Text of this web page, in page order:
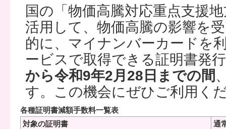
国の「物価高騰対応重点支援
活用して、物価高騰の影響を
的に、マイナンバーカードを
ービスで取得できる証明書発
から令和9年2月28日までの間
す。この機会にぜひご利用く
各種証明書減額手数料一覧表
対象の証明書
通